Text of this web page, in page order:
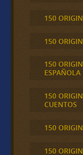
150
150
150
ESPAÑOLA
150
CUENTOS
150
150